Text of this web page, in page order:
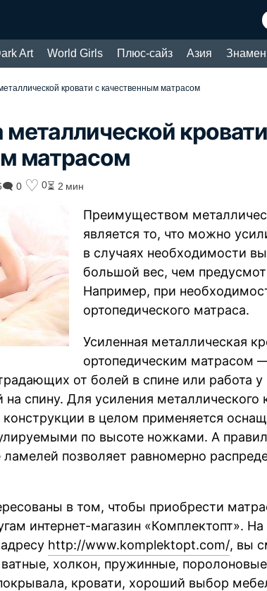
Art World Girls Плюс-сайз Азия
кровати с качественным матрасом
металлической
матрасом
🗨 0 ♡ 0⏳ 2 мин
Преимуществом
является то, что можно
в случаях необходимости
большой вес, чем
Например, при
ортопедического матраса.
Усиленная металлическая
ортопедическим матрасом
от болей в спине или работа у
спину. Для усиления металлического
конструкции в целом применяется
по высоте ножками. А
позволяет равномерно
в том, чтобы приобрести
интернет-магазин «Комплектопт». На
http://www.komplektopt.com/, вы
холкон, пружинные,
кровати, хороший выбор